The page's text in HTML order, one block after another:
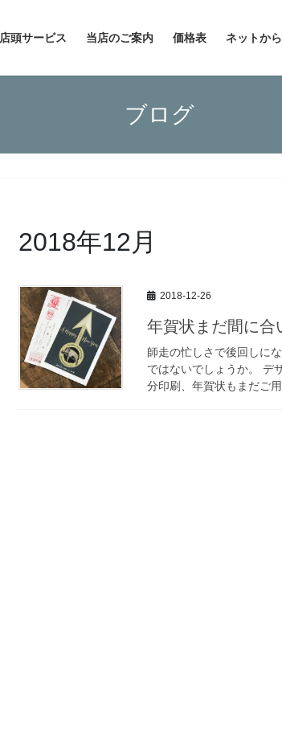
店頭サービス 当店のご案内 価格表 ネットか
ブログ
2018年12月
2018-12-26
年賀状まだ間に合
師走の忙しさで後回しに
ではないでしょうか。 デ
分印刷、年賀状もまだご